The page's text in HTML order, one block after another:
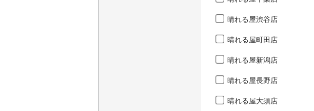
晴れる屋渋谷店
晴れる屋町田店
晴れる屋新潟店
晴れる屋長野店
晴れる屋大須店